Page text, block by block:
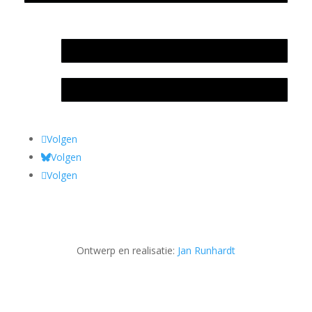
Volgen
Volgen
Volgen
Ontwerp en realisatie: Jan Runhardt